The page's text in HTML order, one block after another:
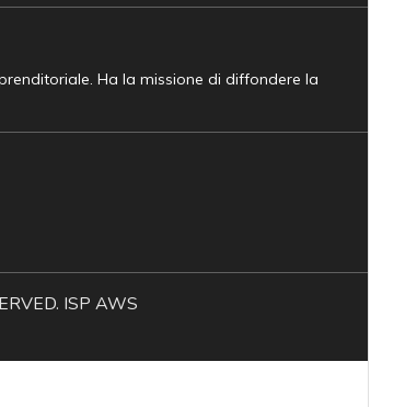
Ha la missione di diffondere la
ISP AWS